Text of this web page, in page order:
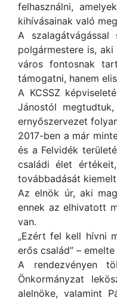
felhasználni,
kihívásainak való
A
polgármestere is,
város fontosnak
támogatni, hanem
A KCSSZ
Jánostól
ernyőszervezet
2017-ben a már
és a Felvidék
családi élet
továbbadását
Az elnök úr, aki
ennek az elhivatott
van.
„Ezért fel kell hívni
erős család” –
A rendezvényen
Önkormányzat
alelnöke, valamint